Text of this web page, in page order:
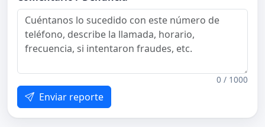
0 / 1000
Enviar reporte